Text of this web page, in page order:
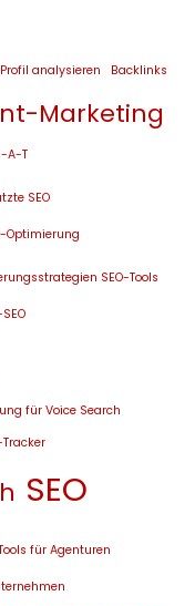
analysieren Backlinks
Marketing
A-T
SEO
Optimierung
SEO-Tools
für Voice Search
SEO
für Agenturen